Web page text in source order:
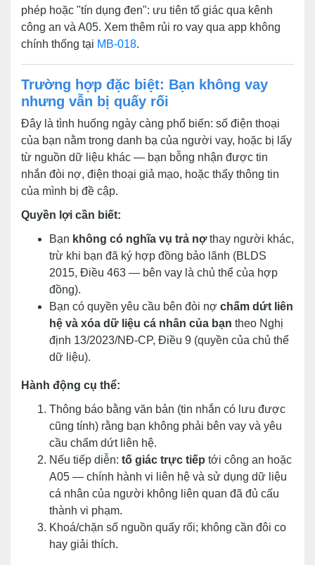
phép hoặc "tín dụng đen": ưu tiên tố giác qua kênh
công an và A05. Xem thêm rủi ro vay qua app không
chính thống tại MB-018.
Trường hợp đặc biệt: Bạn không vay
nhưng vẫn bị quấy rối
Đây là tình huống ngày càng phổ biến: số điện thoại
của bạn nằm trong danh bạ của người vay, hoặc bị lấy
từ nguồn dữ liệu khác — bạn bỗng nhận được tin
nhắn đòi nợ, điện thoại giả mạo, hoặc thấy thông tin
của mình bị đề cập.
Quyền lợi cần biết:
Bạn không có nghĩa vụ trả nợthay người khác,
trừ khi bạn đã ký hợp đồng bảo lãnh (BLDS
2015, Điều 463 — bên vay là chủ thể của hợp
đồng).
Bạn có quyền yêu cầu bên đòi nợ chấm dứt liên
hệ và xóa dữ liệu cá nhân của bạn theo Nghị
định 13/2023/NĐ-CP, Điều 9 (quyền của chủ thể
dữ liệu).
Hành động cụ thể:
Thông báo bằng văn bản (tin nhắn có lưu được
cũng tính) rằng bạn không phải bên vay và yêu
cầu chấm dứt liên hệ.
Nếu tiếp diễn: tố giác trực tiếp tới công an hoặc
A05 — chính hành vi liên hệ và sử dụng dữ liệu
cá nhân của người không liên quan đã đủ cấu
thành vi phạm.
Khoá/chặn số nguồn quấy rối; không cần đôi co
hay giải thích.